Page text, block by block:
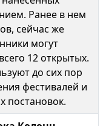
Ранее в нем
сейчас же
могут
12 открытых.
до сих пор
фестивалей и
постановок.